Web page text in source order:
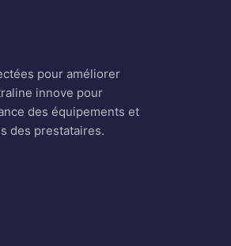
pour améliorer
innove pour
des équipements et
des prestataires.